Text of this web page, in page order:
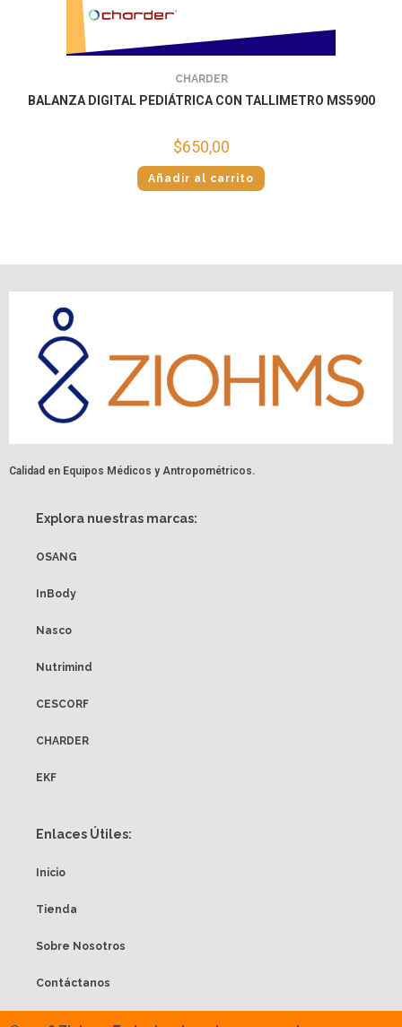
CHARDER
BALANZA DIGITAL PEDIÁTRICA CON TALLIMETRO MS5900
$650,00
Añadir al carrito
Calidad en Equipos Médicos y Antropométricos.
Explora nuestras marcas:
OSANG
InBody
Nasco
Nutrimind
CESCORF
CHARDER
EKF
Enlaces Útiles:
Inicio
Tienda
Sobre Nosotros
Contáctanos